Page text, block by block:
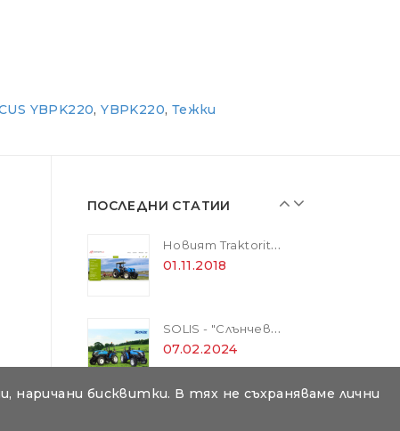
бисквитки. В тях не съхраняваме лични
YBPK220,YBPK220, Тежки
ПОСЛЕДНИ СТАТИИ
Новият Traktorite.com е вече онлайн
01.11.2018
SOLIS - "Слънчевите" трактори
07.02.2024